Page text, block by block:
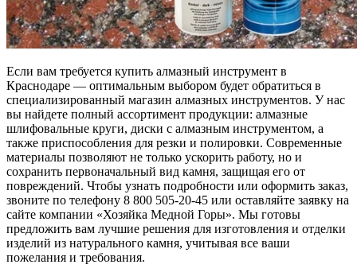
Если вам требуется купить алмазный инструмент в
Краснодаре — оптимальным выбором будет обратиться в
специализированный магазин алмазных инструментов. У нас
вы найдете полный ассортимент продукции: алмазные
шлифовальные круги, диски с алмазным инструментом, а
также приспособления для резки и полировки. Современные
материалы позволяют не только ускорить работу, но и
сохранить первоначальный вид камня, защищая его от
повреждений. Чтобы узнать подробности или оформить заказ,
звоните по телефону 8 800 505-20-45 или оставляйте заявку на
сайте компании «Хозяйка Медной Горы». Мы готовы
предложить вам лучшие решения для изготовления и отделки
изделий из натурального камня, учитывая все ваши
пожелания и требования.